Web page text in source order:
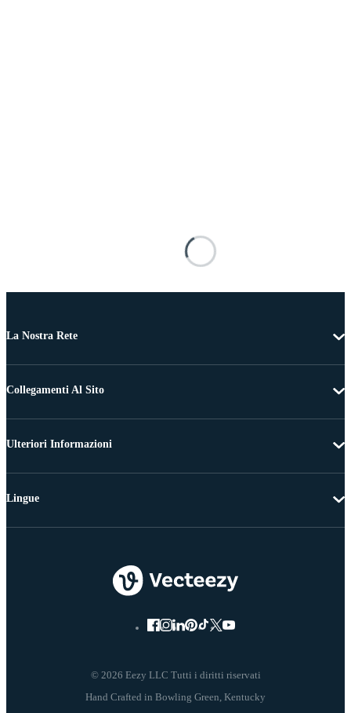
La Nostra Rete
Collegamenti Al Sito
Ulteriori Informazioni
© 2026 Eezy LLC Tutti i diritti riservati
Lingue